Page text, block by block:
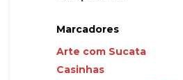
Marcadores
Arte com Sucata
Casinhas